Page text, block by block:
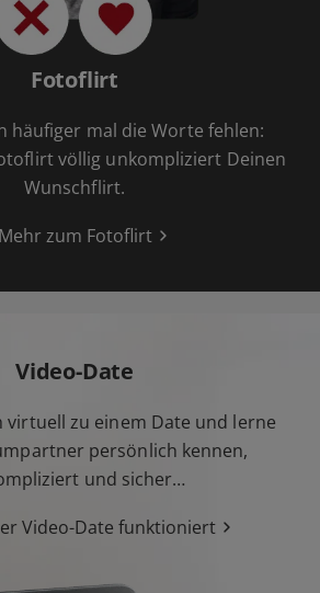
Fotoflirt
häufiger mal die Worte fehlen:
völlig unkompliziert Deinen
Wunschflirt.
Mehr zum Fotoflirt
Video-Date
virtuell zu einem Date und lerne
persönlich kennen,
und sicher…
Video-Date funktioniert